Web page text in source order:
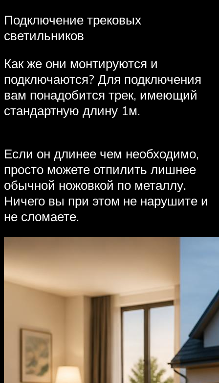
Подключение трековых
светильников
Как же они монтируются и
подключаются? Для подключения
вам понадобится трек, имеющий
стандартную длину 1м.
Если он длинее чем необходимо,
просто можете отпилить лишнее
обычной ножовкой по металлу.
Ничего вы при этом не нарушите и
не сломаете.